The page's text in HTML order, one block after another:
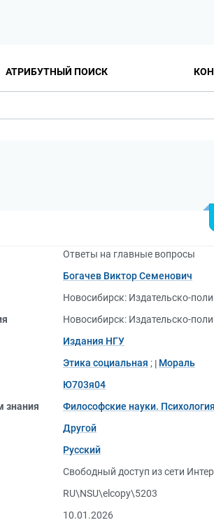
АТРИБУТНЫЙ ПОИСК
Ответы на главные вопросы
Богачев Виктор Семенович
Новосибирск: Издательско-
Новосибирск: Издательско-
Издания НГУ
Этика социальная ;
Мораль
Ю703я04
знания
Философские науки.
Другой
Русский
Свободный доступ из сети
RU\NSU\elcopy\5203
10.01.2026